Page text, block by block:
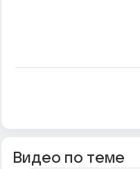
Видео по теме